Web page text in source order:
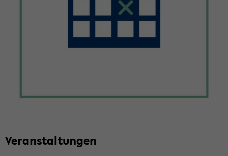
Ver­an­stal­tun­gen